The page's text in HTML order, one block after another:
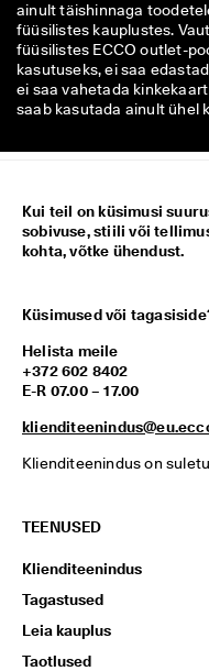
ainult täishinnaga
füüsilistes kauplustes.
füüsilistes ECCO outlet-
kasutuseks, ei saa
ei saa vahetada
saab kasutada ainult ühel
Kui teil on küsimusi
sobivuse, stiili või
kohta, võtke ühendust.
Küsimused või
Helista meile
+372 602 8402
E-R 07.00 – 17.00
Klienditeenindus on
TEENUSED
Klienditeenindus
Tagastused
Leia kauplus
Taotlused